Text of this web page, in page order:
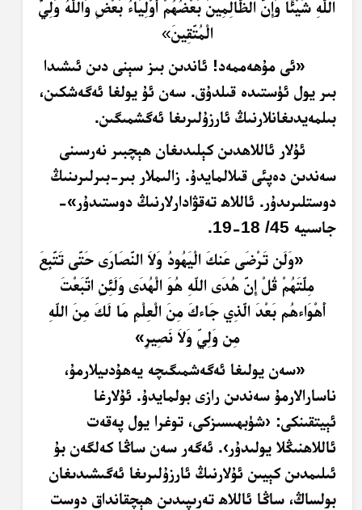
اللَّهِ شَيْئًا وَإِنَّ الظَّالِمِينَ بَعْضُهُمْ أَوْلِيَاءُ بَعْضٍ وَاللَّهُ وَلِيُّ
الْمُتَّقِينَ»
«ئى مۇھەممەد! ئاندىن بىز سېنى دىن ئىشىدا
بىر يول ئۈستىدە قىلدۇق. سەن ئۇ يولغا ئەگەشكىن،
بىلمەيدىغانلارنىڭ ئارزۇلىرىغا ئەگشمىگىن.
ئۇلار ئاللاھدىن كېلىدىغان ھېچبىر نەرسىنى
سەندىن دەپئى قىلالمايدۇ. زالىملار بىر-بىرلىرىنىڭ
دوستلىرىدۇر. ئاللاھ تەقۋادارلارنىڭ دوستىدۇر»-
جاسىيە 45/ 18-19.
«وَلَن تَرْضَى عَنكَ الْيَهُودُ وَلاَ النَّصَارَى حَتَّى تَتَّبِعَ
مِلَّتَهُمْ قُلْ إِنَّ هُدَى اللّهِ هُوَ الْهُدَى وَلَئِنِ اتَّبَعْتَ
أَهْوَاءهُم بَعْدَ الَّذِي جَاءكَ مِنَ الْعِلْمِ مَا لَكَ مِنَ اللّهِ
مِن وَلِيٍّ وَلاَ نَصِيرٍ»
«سەن يولىغا ئەگەشمىگىچە يەھۇدىيلارمۇ،
ناسارالارمۇ سەندىن رازى بولمايدۇ. ئۇلارغا
ئېيتقىنكى: ‹شۈبھىسىزكى، توغرا يول پەقەت
ئاللاھنىڭلا يولىدۇر›. ئەگەر سەن ساڭا كەلگەن بۇ
ئىلىمدىن كېيىن ئۇلارنىڭ ئارزۇلىرىغا ئەگىشىدىغان
بولساڭ، ساڭا ئاللاھ تەرىپىدىن ھېچقانداق دوست